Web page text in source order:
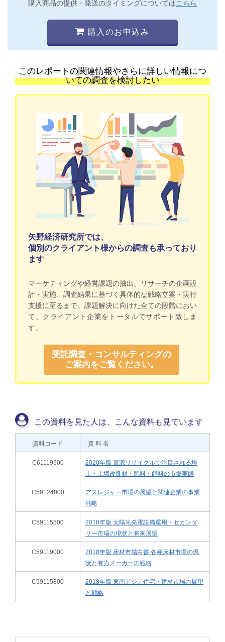
購入商品の提供・発送のタイミングについてはこちら
購入のお申込み
このレポートの関連情報やさらに詳しい情報につ
いての調査を検討したい
矢野経済研究所では、
個別のクライアント様からの調査も承っており
ます
マーケティングや経営課題の抽出、リサーチの企画設
計・実施、調査結果に基づく具体的な戦略立案・実行
支援に至るまで、課題解決に向けた全ての段階におい
て、クライアント企業をトータルでサポート致しま
す。
受託調査・コンサルティングの
ご案内をご覧ください。
この資料を見た人は、こんな資料も見ています
資料コード 資 料 名
C61119500
2020年版 資源リサイクルで注目される培
土・土壌改良材・肥料・飼料の市場実態
C59124000
アスレジャー市場の展望と関連企業の事業
戦略
C59115500
2018年版 太陽光発電設備運用・セカンダ
リー市場の現状と将来展望
C59119000
2018年版 床材市場白書 各種床材市場の現
状と有力メーカーの戦略
C59115800
2018年版 東南アジア住宅・建材市場の展望
と戦略